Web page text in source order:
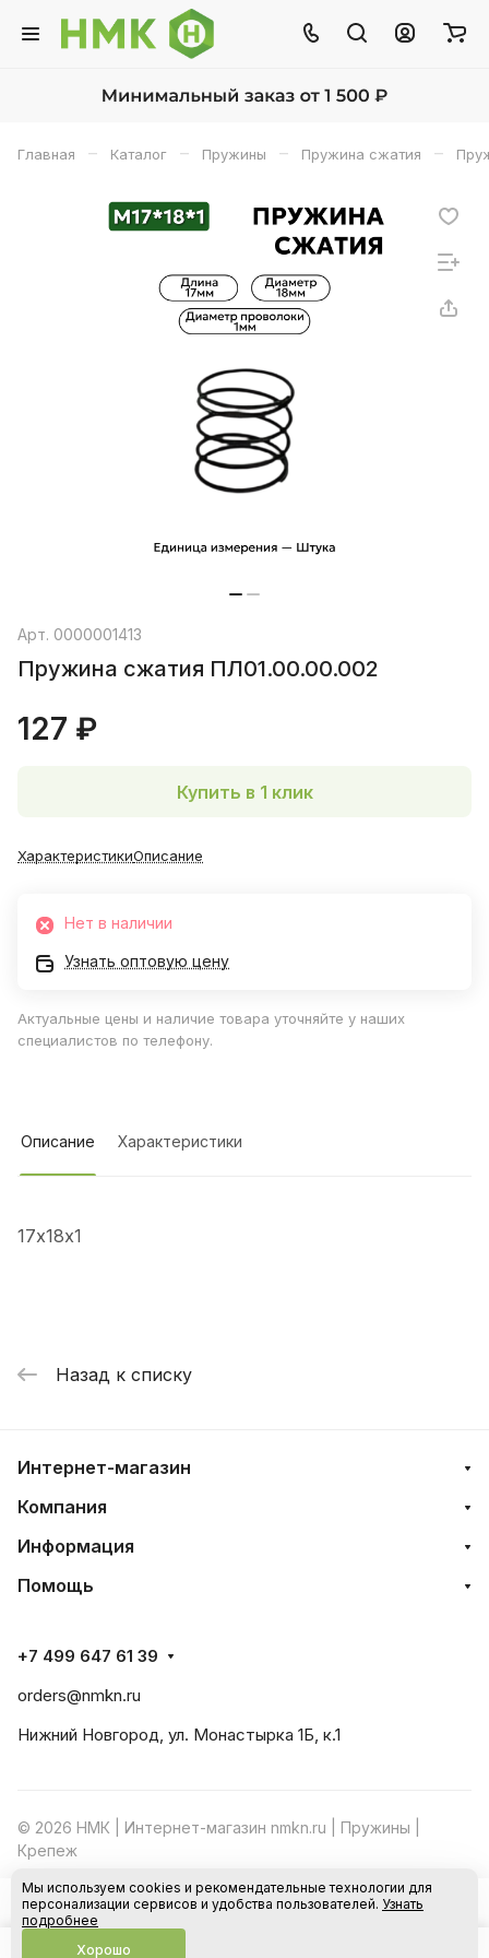
Главная – Каталог – Пружины – Пружина сжатия –
Арт. 0000001413
Пружина сжатия ПЛ01.00.00.002
127 ₽
В корзину
Купить в 1 клик
ХарактеристикиОписание
Нет в наличии
Узнать оптовую цену
Актуальные цены и наличие товара уточняйте у наших
специалистов по телефону.
Описание Характеристики
17х18х1
Назад к списку
Интернет-магазин
Компания
Информация
Помощь
+7 499 647 61 39
orders@nmkn.ru
Нижний Новгород, ул. Монастырка 1Б, к.1
© 2026 НМК | Интернет-магазин nmkn.ru | Пружины |
Крепеж
Конфиденциальность Оферта
Мы используем cookies и рекомендательные технологии для
персонализации сервисов и удобства пользователей. Узнать
подробнее
Хорошо